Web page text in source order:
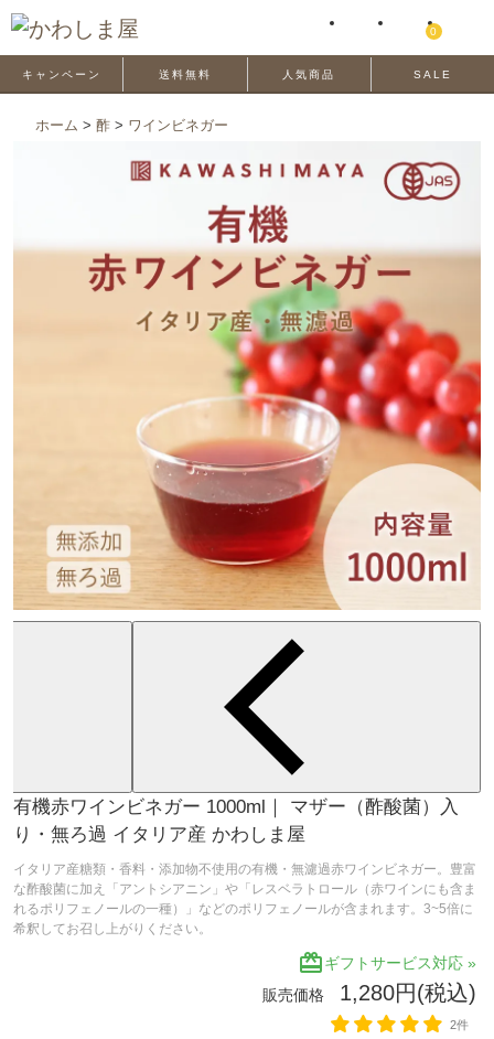
0
キャンペーン 送料無料 人気商品 SALE
ホーム > 酢 > ワインビネガー
有機赤ワインビネガー 1000ml｜ マザー（酢酸菌）入
り・無ろ過 イタリア産 かわしま屋
イタリア産糖類・香料・添加物不使用の有機・無濾過赤ワインビネガー。豊富
な酢酸菌に加え「アントシアニン」や「レスベラトロール（赤ワインにも含ま
れるポリフェノールの一種）」などのポリフェノールが含まれます。3~5倍に
希釈してお召し上がりください。
redeemギフトサービス対応 »
販売価格 1,280円(税込)
2件